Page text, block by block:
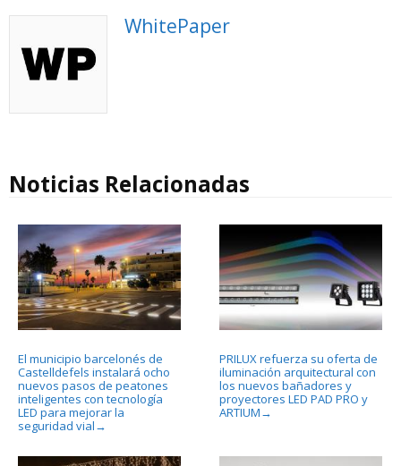
WhitePaper
Noticias Relacionadas
El municipio barcelonés de
Castelldefels instalará ocho
nuevos pasos de peatones
inteligentes con tecnología
LED para mejorar la
seguridad vial →
PRILUX refuerza su oferta de
iluminación arquitectural con
los nuevos bañadores y
proyectores LED PAD PRO y
ARTIUM →